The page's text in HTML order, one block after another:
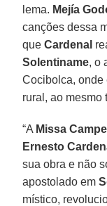
lema. Mejía
canções dessa
queCardenal
Solentiname, o
Cocibolca, onde
rural, ao mesmo
“A Missa
Ernesto
sua obra e não
apostolado em
místico,